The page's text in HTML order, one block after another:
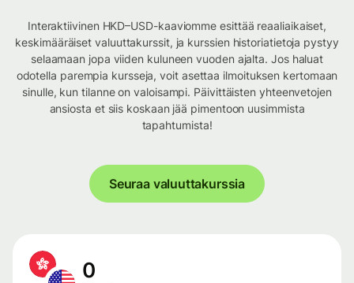
Interaktiivinen HKD–USD-kaaviomme esittää reaaliaikaiset,
keskimääräiset valuuttakurssit, ja kurssien historiatietoja pystyy
selaamaan jopa viiden kuluneen vuoden ajalta. Jos haluat
odotella parempia kursseja, voit asettaa ilmoituksen kertomaan
sinulle, kun tilanne on valoisampi. Päivittäisten yhteenvetojen
ansiosta et siis koskaan jää pimentoon uusimmista
tapahtumista!
Seuraa valuuttakurssia
0